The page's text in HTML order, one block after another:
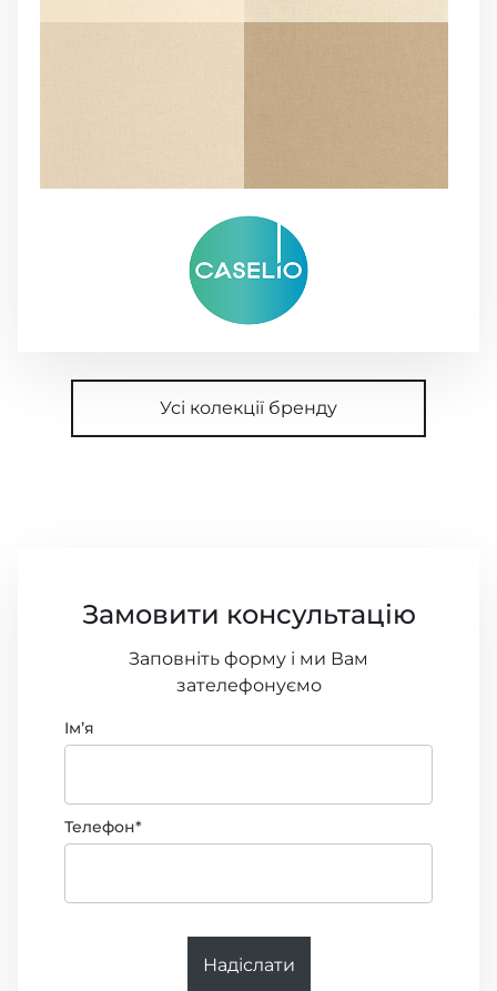
Усі колекції бренду
Замовити консультацію
Заповніть форму і ми Вам
зателефонуємо
Імʼя
Телефон*
Надіслати